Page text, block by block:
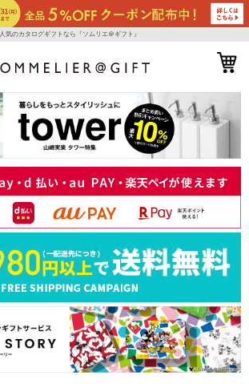
人気のカタログギフトなら『ソムリエ＠ギフト』